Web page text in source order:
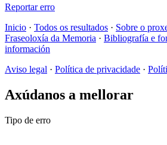
Reportar erro
Inicio · Todos os resultados · Sobre o
Fraseoloxía da Memoria · Bibliografía e
información
Aviso legal · Política de privacidade ·
Axúdanos a mellorar
Tipo de erro